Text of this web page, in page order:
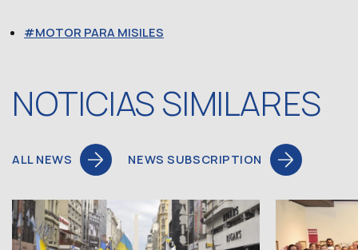
MOTOR PARA MISILES
NOTICIAS SIMILARES
ALL NEWS NEWS SUBSCRIPTION